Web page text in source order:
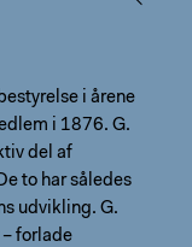
i årene
i 1876. G.
del af
to har således
udvikling. G.
forlade